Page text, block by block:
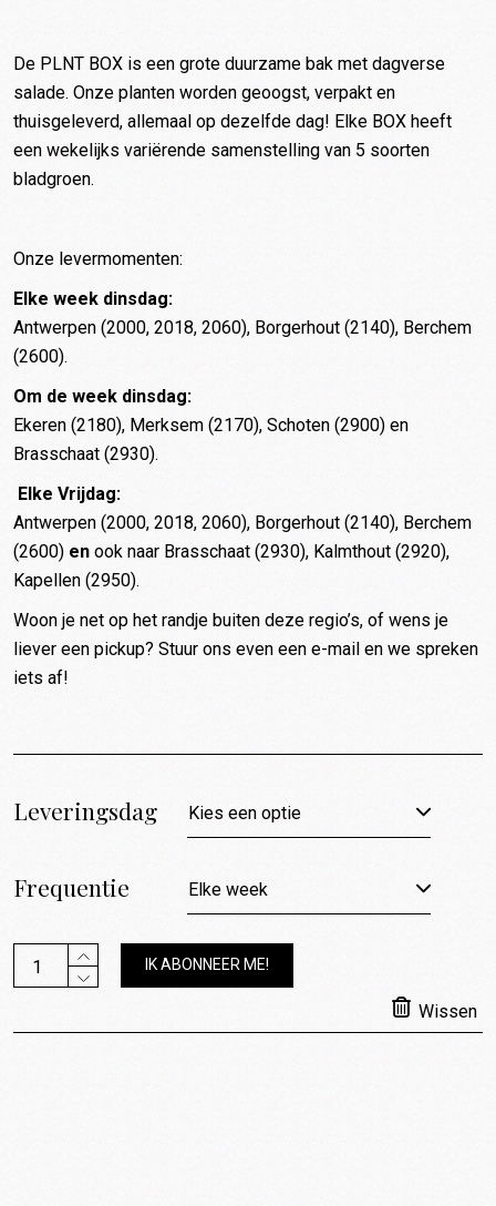
De PLNT BOX is een grote duurzame bak met dagverse
salade. Onze planten worden geoogst, verpakt en
thuisgeleverd, allemaal op dezelfde dag! Elke BOX heeft
een wekelijks variërende samenstelling van 5 soorten
bladgroen.
Onze levermomenten:
Elke week dinsdag:
Antwerpen (2000, 2018, 2060), Borgerhout (2140), Berchem
(2600).
Om de week dinsdag:
Ekeren (2180), Merksem (2170), Schoten (2900) en
Brasschaat (2930).
Elke Vrijdag:
Antwerpen (2000, 2018, 2060), Borgerhout (2140), Berchem
(2600) en ook naar Brasschaat (2930), Kalmthout (2920),
Kapellen (2950).
Woon je net op het randje buiten deze regio’s, of wens je
liever een pickup? Stuur ons even een e-mail en we spreken
iets af!
Leveringsdag Kies een optie
Frequentie Elke week
Wissen
PLNT BOX abo quantity
IK ABONNEER ME!